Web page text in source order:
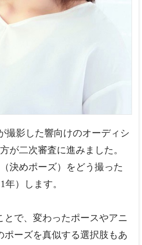
撮影した響向けのオーディシ
が二次審査に進みました。
決めポーズ）をどう撮った
年）します。
とで、変わったポースやアニ
ポーズを真似する選択肢もあ